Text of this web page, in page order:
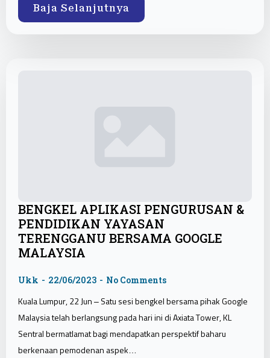
Baja Selanjutnya
BENGKEL APLIKASI PENGURUSAN &
PENDIDIKAN YAYASAN
TERENGGANU BERSAMA GOOGLE
MALAYSIA
Ukk 22/06/2023 No Comments
Kuala Lumpur, 22 Jun – Satu sesi bengkel bersama pihak Google
Malaysia telah berlangsung pada hari ini di Axiata Tower, KL
Sentral bermatlamat bagi mendapatkan perspektif baharu
berkenaan pemodenan aspek…